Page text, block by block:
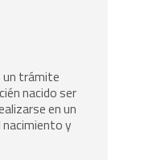
un trámite
nacido ser
en un
nacimiento y